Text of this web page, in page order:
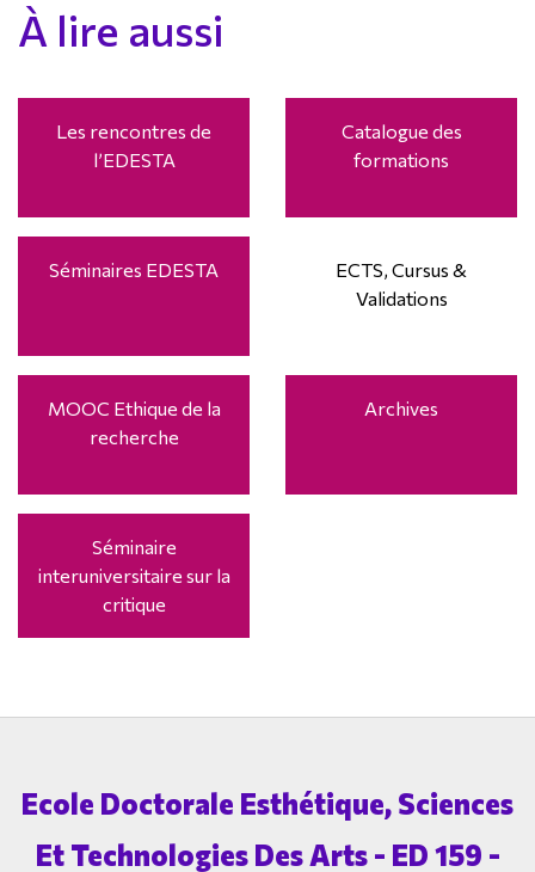
À lire aussi
Les rencontres de
l’EDESTA
Catalogue des
formations
Séminaires EDESTA
ECTS, Cursus &
Validations
MOOC Ethique de la
recherche
Archives
Séminaire
interuniversitaire sur la
critique
Ecole Doctorale Esthétique, Sciences
Et Technologies Des Arts - ED 159 -